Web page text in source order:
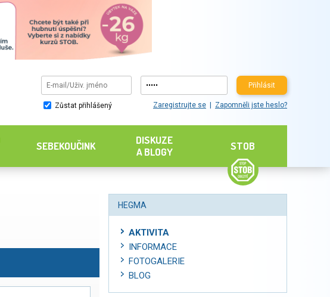
Přihlásit
Zůstat přihlášený Zaregistrujte se Zapomněli jste heslo?
SEBEKOUČINK
DISKUZE
A BLOGY
STOB
HEGMA
AKTIVITA
INFORMACE
FOTOGALERIE
BLOG